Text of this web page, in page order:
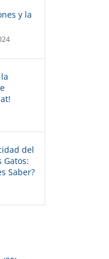
y la
del
Gatos:
Saber?